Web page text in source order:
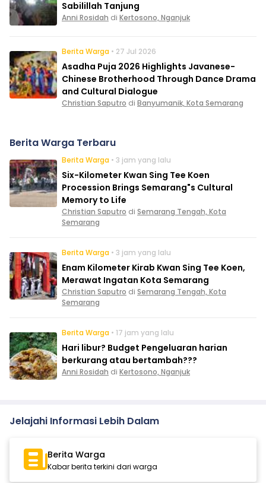
Sabilillah Tanjung
Anni Rosidah di Kertosono, Nganjuk
Berita Warga • 27 Jul 2026
Asadha Puja 2026 Highlights Javanese-
Chinese Brotherhood Through Dance Drama
and Cultural Dialogue
Christian Saputro di Banyumanik, Kota Semarang
Berita Warga Terbaru
Berita Warga • 3 jam yang lalu
Six-Kilometer Kwan Sing Tee Koen
Procession Brings Semarang"s Cultural
Memory to Life
Christian Saputro di Semarang Tengah, Kota
Semarang
Berita Warga • 3 jam yang lalu
Enam Kilometer Kirab Kwan Sing Tee Koen,
Merawat Ingatan Kota Semarang
Christian Saputro di Semarang Tengah, Kota
Semarang
Berita Warga • 17 jam yang lalu
Hari libur? Budget Pengeluaran harian
berkurang atau bertambah???
Anni Rosidah di Kertosono, Nganjuk
Jelajahi Informasi Lebih Dalam
Berita Warga
Kabar berita terkini dari warga